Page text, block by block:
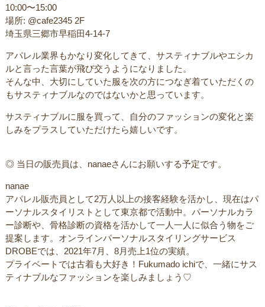
10:00〜15:00
場所: @cafe2345 2F
埼玉県三郷市早稲田4-14-7
アパレル業界もかなり変化してきて、サスティナブルやエシカ
ルと言った言葉が飛び交うようになりました。
そんな中、大切にしていた服を次の方につなぎ着ていただくの
もサスティナブルなのではないかと思っています。
サスティナブルに服を買って、自分のファッションの変化と楽
しみをプラスしていただけたら嬉しいです。
◎ 当日の販売員は、nanaeさんにお願いする予定です。
nanae
アパレル販売員として2万人以上の接客経験を活かし、現在はパ
ーソナルスタイリストとして東京都で活動中。パーソナルカラ
ー診断や、骨格診断の資格を活かして一人一人に似合う物をご
提案します。オンラインパーソナルスタイリングサービス
DROBEでは、2021年7月、8月売上1位の実績。
プライベートでは古着も大好き！Fukumado ichiで、一緒にサス
ティナブルなファッションを楽しみましょう♡